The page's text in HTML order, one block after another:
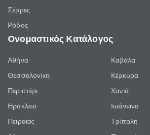
Σέρρες
Ρόδος
Ονομαστικός Κατάλογος
Αθήνα
Θεσσαλονίκη
Περιστέρι
Ηράκλειο
Πειραιάς
Καβάλα
Κέρκυρα
Χανιά
Ιωάννινα
Τρίπολη